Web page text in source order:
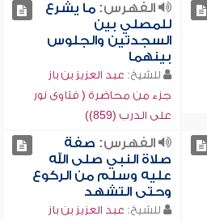
الفهرس:ما يشرع
للمصلي بين
السجدتين والجلوس
بينهما
للشيخ: عبد العزيز بن باز
جزء من محاضرة ( فتاوى نور
على الدرب (859))
الفهرس: صفة
صلاة النبي صلى الله
عليه وسلم من الركوع
وحتى التشهد
للشيخ: عبد العزيز بن باز